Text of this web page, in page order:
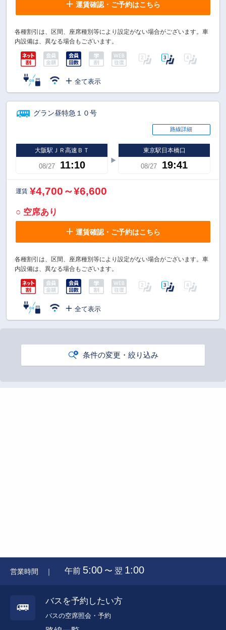
運賃確認・ご予約はこちら
各種割引は、区間、座席種別等により設定がない場合がございます。車
内設備は、異なる場合もございます。
全て表示
グラン昼特急１０号
路線詳細
大阪駅ＪＲ高速ＢＴ
08/27 11:10
東京駅日本橋口
08/27 19:41
運賃 ¥4,700～¥6,600
○ 空席あり
運賃確認・ご予約はこちら
各種割引は、区間、座席種別等により設定がない場合がございます。車
内設備は、異なる場合もございます。
全て表示
条件の変更・絞り込み
営業時間 ｜ 午前 5:00 〜 翌 1:00
バスを予約したい方
バスの空席照会・予約